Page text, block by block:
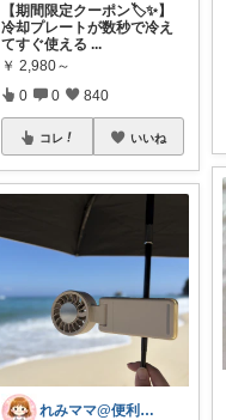
【期間限定クーポン🏷️✨】
冷却プレートが数秒で冷え
てすぐ使える ...
￥ 2,980～
0 0 840
コレ いいね
れみママ@便利雑貨¸¸kids